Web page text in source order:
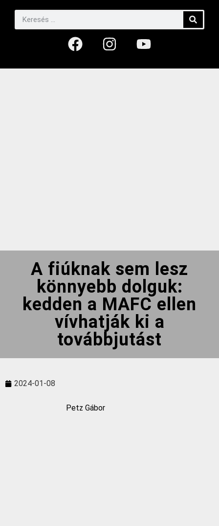
A fiúknak sem lesz
könnyebb dolguk:
kedden a MAFC ellen
vívhatják ki a
továbbjutást
2024-01-08
Petz Gábor